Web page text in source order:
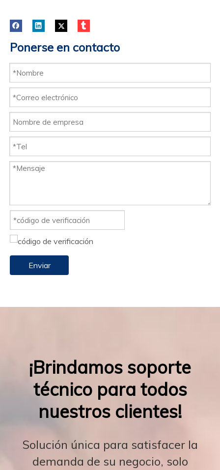
Ponerse en contacto
Enviar
¡Brindamos soporte
técnico para todos
nuestros clientes!
Solución única para satisfacer la
demanda de su negocio, solo